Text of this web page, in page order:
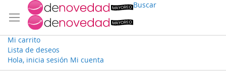
Buscar
Mi carrito
Lista de deseos
Hola, inicia sesión Mi cuenta
Ir